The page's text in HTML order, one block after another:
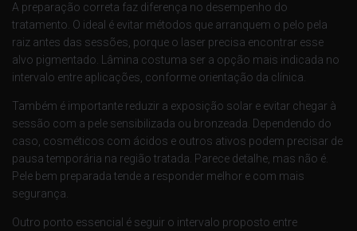
A preparação correta faz diferença no desempenho do
tratamento. O ideal é evitar métodos que arranquem o pelo pela
raiz antes das sessões, porque o laser precisa encontrar esse
alvo pigmentado. Lâmina costuma ser a opção mais indicada no
intervalo entre aplicações, conforme orientação da clínica.
Também é importante reduzir a exposição solar e evitar chegar à
sessão com a pele sensibilizada ou bronzeada. Dependendo do
caso, cosméticos com ácidos e outros ativos podem precisar de
pausa temporária na região tratada. Parece detalhe, mas não é.
Pele bem preparada tende a responder melhor e com mais
segurança.
Outro ponto essencial é seguir o intervalo proposto entre